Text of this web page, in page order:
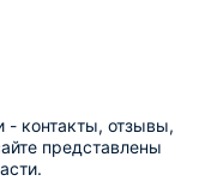
- контакты, отзывы,
представлены